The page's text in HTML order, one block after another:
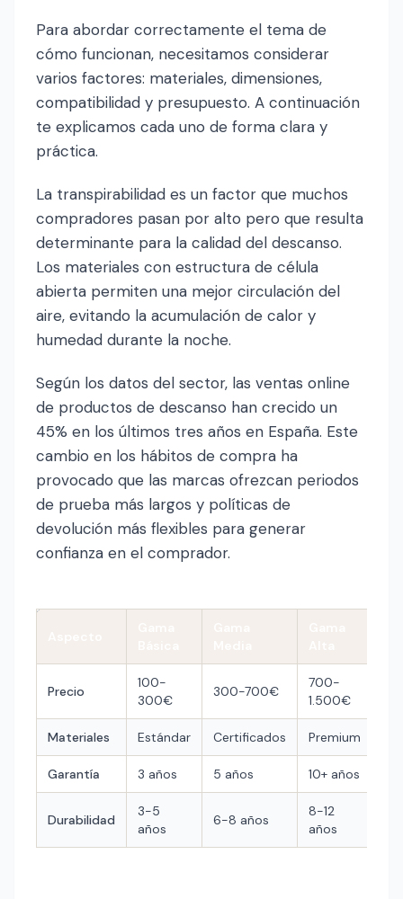
Para abordar correctamente el tema de
cómo funcionan, necesitamos considerar
varios factores: materiales, dimensiones,
compatibilidad y presupuesto. A continuación
te explicamos cada uno de forma clara y
práctica.
La transpirabilidad es un factor que muchos
compradores pasan por alto pero que resulta
determinante para la calidad del descanso.
Los materiales con estructura de célula
abierta permiten una mejor circulación del
aire, evitando la acumulación de calor y
humedad durante la noche.
Según los datos del sector, las ventas online
de productos de descanso han crecido un
45% en los últimos tres años en España. Este
cambio en los hábitos de compra ha
provocado que las marcas ofrezcan periodos
de prueba más largos y políticas de
devolución más flexibles para generar
confianza en el comprador.
Precio
100-
300€
300-700€
700-
1.500€
Materiales Estándar Certificados Premium
Garantía 3 años 5 años 10+ años
Durabilidad
3-5
años
6-8 años
8-12
años